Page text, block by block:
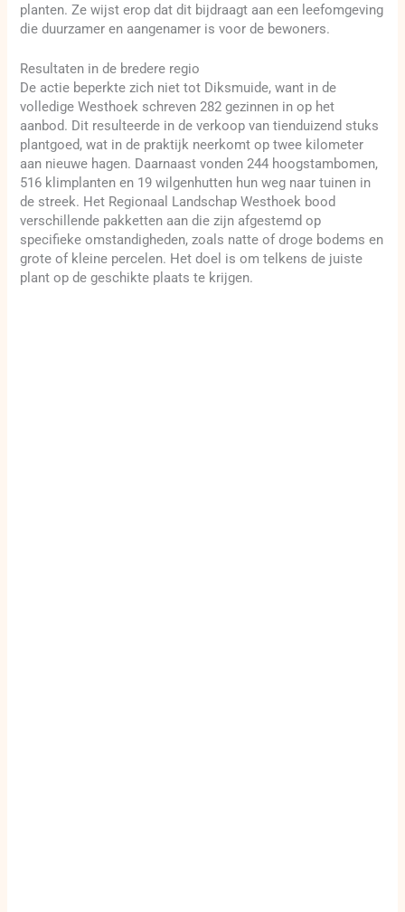
planten. Ze wijst erop dat dit bijdraagt aan een leefomgeving
die duurzamer en aangenamer is voor de bewoners.
Resultaten in de bredere regio
De actie beperkte zich niet tot Diksmuide, want in de
volledige Westhoek schreven 282 gezinnen in op het
aanbod. Dit resulteerde in de verkoop van tienduizend stuks
plantgoed, wat in de praktijk neerkomt op twee kilometer
aan nieuwe hagen. Daarnaast vonden 244 hoogstambomen,
516 klimplanten en 19 wilgenhutten hun weg naar tuinen in
de streek. Het Regionaal Landschap Westhoek bood
verschillende pakketten aan die zijn afgestemd op
specifieke omstandigheden, zoals natte of droge bodems en
grote of kleine percelen. Het doel is om telkens de juiste
plant op de geschikte plaats te krijgen.